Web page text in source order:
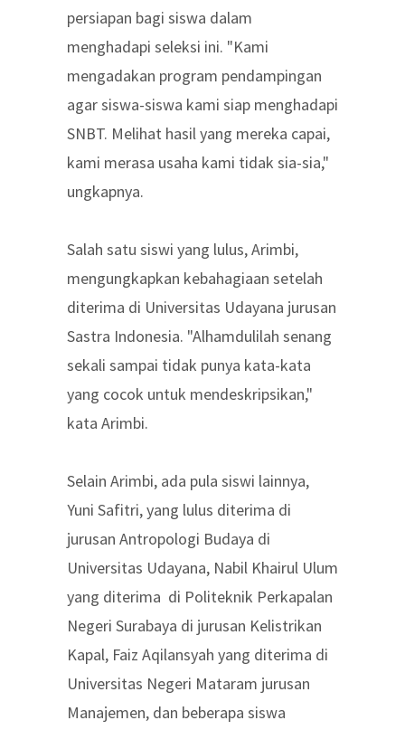
persiapan bagi siswa dalam
menghadapi seleksi ini. "Kami
mengadakan program pendampingan
agar siswa-siswa kami siap menghadapi
SNBT. Melihat hasil yang mereka capai,
kami merasa usaha kami tidak sia-sia,"
ungkapnya.
Salah satu siswi yang lulus, Arimbi,
mengungkapkan kebahagiaan setelah
diterima di Universitas Udayana jurusan
Sastra Indonesia. "Alhamdulilah senang
sekali sampai tidak punya kata-kata
yang cocok untuk mendeskripsikan,"
kata Arimbi.
Selain Arimbi, ada pula siswi lainnya,
Yuni Safitri, yang lulus diterima di
jurusan Antropologi Budaya di
Universitas Udayana, Nabil Khairul Ulum
yang diterima di Politeknik Perkapalan
Negeri Surabaya di jurusan Kelistrikan
Kapal, Faiz Aqilansyah yang diterima di
Universitas Negeri Mataram jurusan
Manajemen, dan beberapa siswa